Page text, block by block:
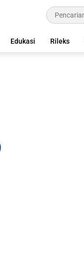
Edukasi Rileks